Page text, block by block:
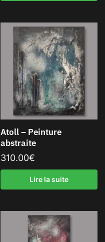
Atoll – Peinture
abstraite
310.00€
Lire la suite